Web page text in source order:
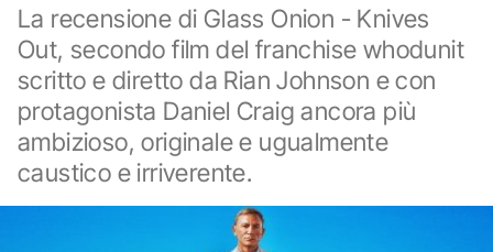
La recensione di Glass Onion - Knives
Out, secondo film del franchise whodunit
scritto e diretto da Rian Johnson e con
protagonista Daniel Craig ancora più
ambizioso, originale e ugualmente
caustico e irriverente.